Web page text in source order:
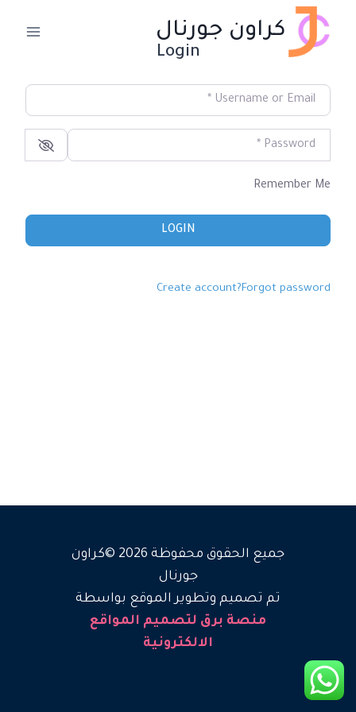
المحتوى
كراون جورنال
Login
Username or Email
*
Password
*
Remember Me
LOGIN
Create account Forgot password?
جميع الحقوق محفوظة 2026 ©كراون
جورنال
تم تصميم وتطوير الموقع بواسطة
منصة برق لتصميم المواقع
الالكترونية